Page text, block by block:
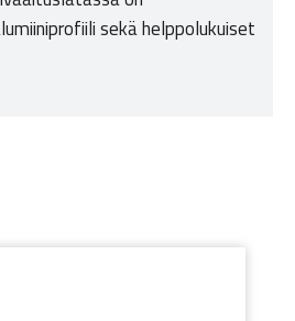
sekä helppolukuiset